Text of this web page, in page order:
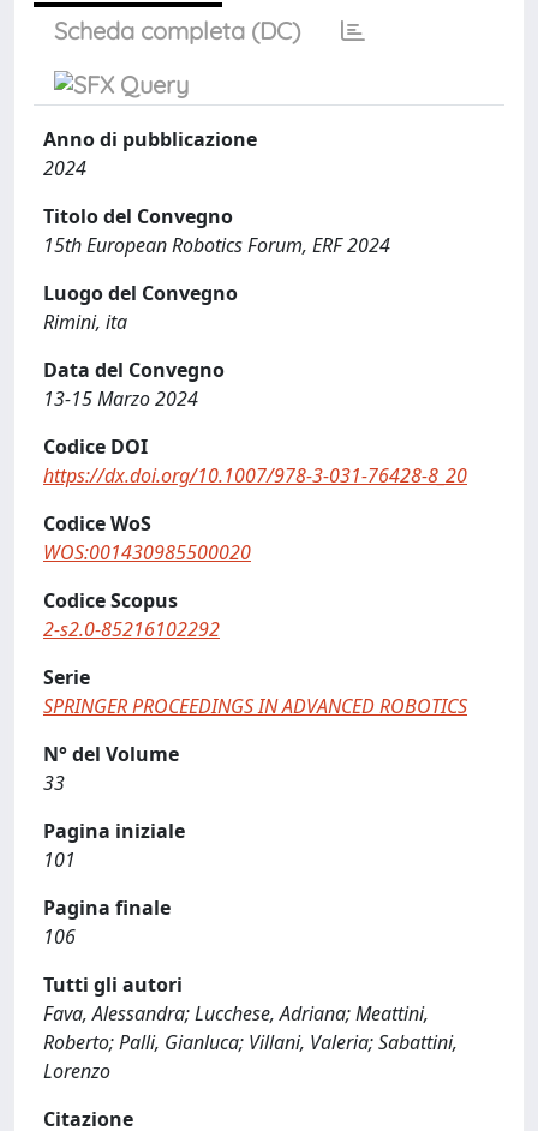
Scheda completa (DC)
Anno di pubblicazione
2024
Titolo del Convegno
15th European Robotics Forum, ERF 2024
Luogo del Convegno
Rimini, ita
Data del Convegno
13-15 Marzo 2024
Codice DOI
https://dx.doi.org/10.1007/978-3-031-76428-8_20
Codice WoS
WOS:001430985500020
Codice Scopus
2-s2.0-85216102292
Serie
SPRINGER PROCEEDINGS IN ADVANCED ROBOTICS
N° del Volume
33
Pagina iniziale
101
Pagina finale
106
Tutti gli autori
Fava, Alessandra; Lucchese, Adriana; Meattini,
Roberto; Palli, Gianluca; Villani, Valeria; Sabattini,
Lorenzo
Citazione